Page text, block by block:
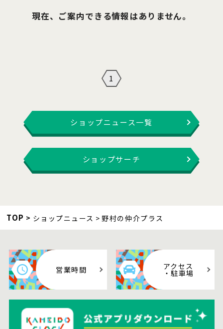
現在、ご案内できる情報はありません。
1
ショップニュース一覧
ショップサーチ
TOP ショップニュース 野村の仲介プラス
営業時間 アクセス
・駐車場